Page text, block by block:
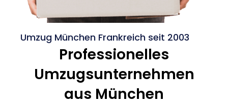
Umzug München Frankreich seit 2003
Professionelles
Umzugsunternehmen
aus München